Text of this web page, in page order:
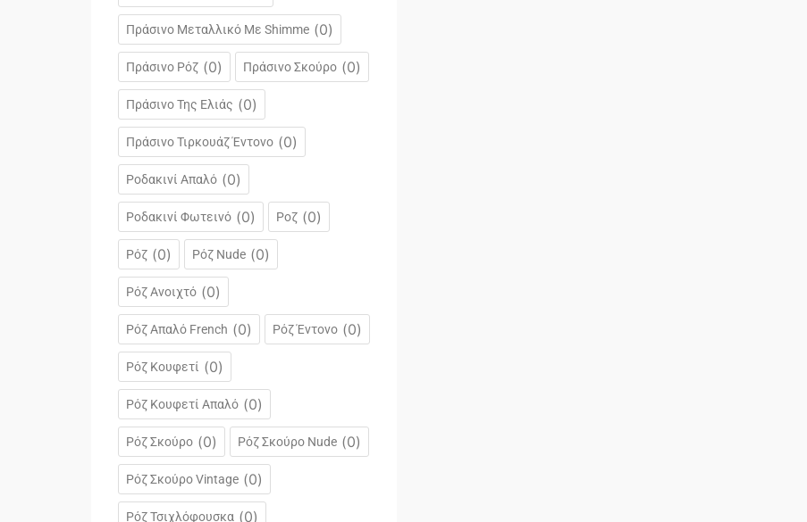
Πράσινο Μεταλλικό Με Shimme (0)
Πράσινο Ρόζ (0) Πράσινο Σκούρο (0)
Πράσινο Της Ελιάς (0)
Πράσινο Τιρκουάζ Έντονο (0)
Ροδακινί Απαλό (0)
Ροδακινί Φωτεινό (0) Ροζ (0)
Ρόζ (0) Ρόζ Nude (0)
Ρόζ Ανοιχτό (0)
Ρόζ Απαλό French (0) Ρόζ Έντονο (0)
Ρόζ Κουφετί (0)
Ρόζ Κουφετί Απαλό (0)
Ρόζ Σκούρο (0) Ρόζ Σκούρο Nude (0)
Ρόζ Σκούρο Vintage (0)
Ρόζ Τσιχλόφουσκα (0)